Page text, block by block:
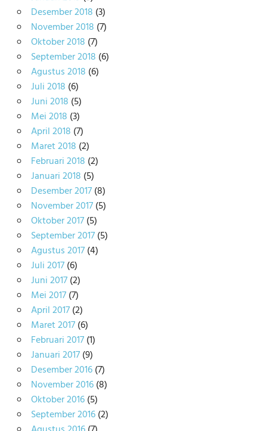
Desember 2018 (3)
November 2018 (7)
Oktober 2018 (7)
September 2018 (6)
Agustus 2018 (6)
Juli 2018 (6)
Juni 2018 (5)
Mei 2018 (3)
April 2018 (7)
Maret 2018 (2)
Februari 2018 (2)
Januari 2018 (5)
Desember 2017(8)
November 2017(5)
Oktober 2017(5)
September 2017(5)
Agustus 2017(4)
Juli 2017(6)
Juni 2017(2)
Mei 2017(7)
April 2017(2)
Maret 2017(6)
Februari 2017(1)
Januari 2017(9)
Desember 2016(7)
November 2016(8)
Oktober 2016(5)
September 2016(2)